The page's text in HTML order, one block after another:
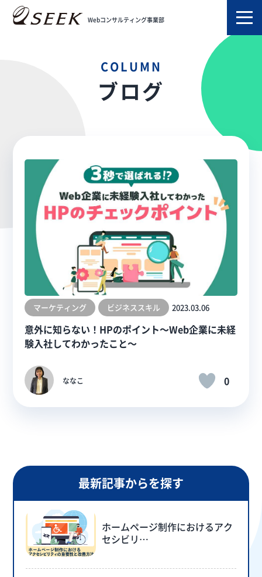
Webコンサルティング事業部
TOP
COLUMN
ブログ
マーケティング ビジネススキル 2023.03.06
意外に知らない！HPのポイント～Web企業に未経
験入社してわかったこと～
ななこ 0
最新記事からを探す
ホームページ制作におけるアク
セシビリ…